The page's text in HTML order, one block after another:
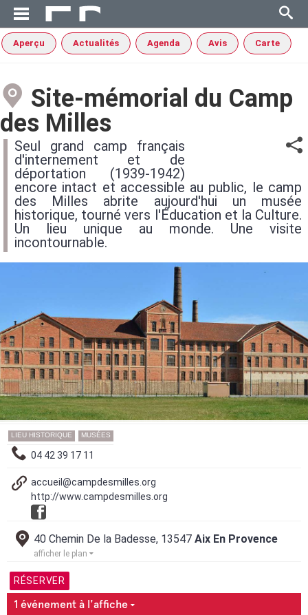
Aperçu Actualités Agenda Avis Carte
Site-mémorial du Camp
des Milles
Seul grand camp français
d'internement et de
déportation (1939-1942)
encore intact et accessible au public, le camp
des Milles abrite aujourd'hui un musée
historique, tourné vers l'Éducation et la Culture.
Un lieu unique au monde. Une visite
incontournable.
LIEU HISTORIQUE MUSÉES
04 42 39 17 11
accueil@campdesmilles.org
http://www.campdesmilles.org
40 Chemin De la Badesse, 13547 Aix En Provence
afficher le plan
RÉSERVER
1 événement à l'affiche